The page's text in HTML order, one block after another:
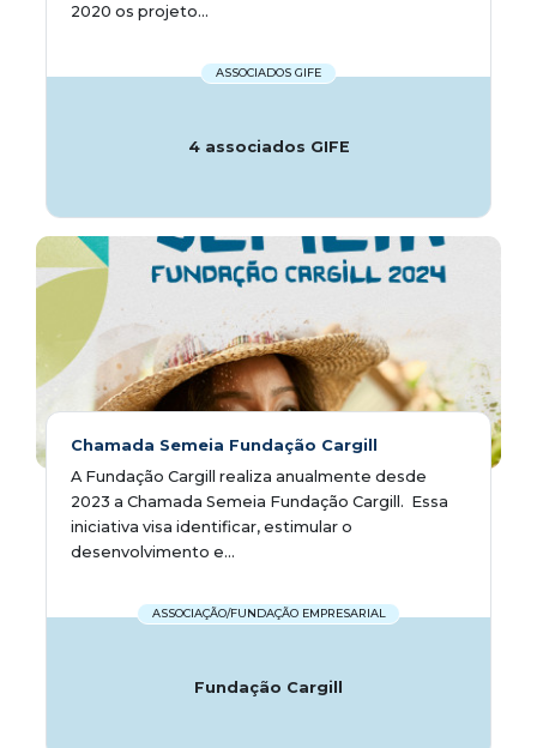
2020 os projeto...
ASSOCIADOS GIFE
4 associados GIFE
Chamada Semeia Fundação Cargill
A Fundação Cargill realiza anualmente desde
2023 a Chamada Semeia Fundação Cargill. Essa
iniciativa visa identificar, estimular o
desenvolvimento e...
ASSOCIAÇÃO/FUNDAÇÃO EMPRESARIAL
Fundação Cargill